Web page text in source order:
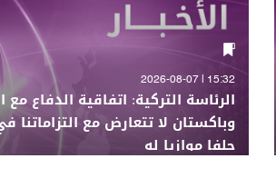
15:32 | 2026-08-07
الرئاسة التركية: اتفاقية الدفاع
وباكستان لا تتعارض مع التزاماتنا
حلفا موازيا له